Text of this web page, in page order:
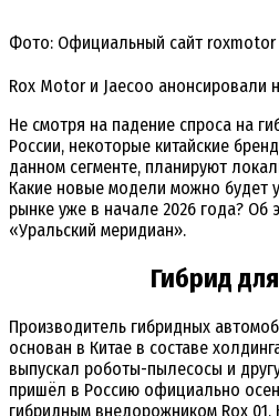
Фото: Официальный сайт roxmotor
Rox Motor и Jaecoo анонсировали
Не смотря на падение спроса на
России, некоторые китайские
данном сегменте, планируют
Какие новые модели можно будет
рынке уже в начале 2026 года? Об
«Уральский меридиан».
Гибрид
Производитель гибридных
основан в Китае в составе
выпускал роботы-пылесосы и
пришёл в Россию официально
гибридным внедорожником Rox